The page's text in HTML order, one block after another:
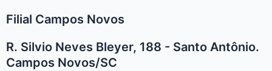
Filial Campos Novos
R. Silvio Neves Bleyer, 188 - Santo Antônio.
Campos Novos/SC